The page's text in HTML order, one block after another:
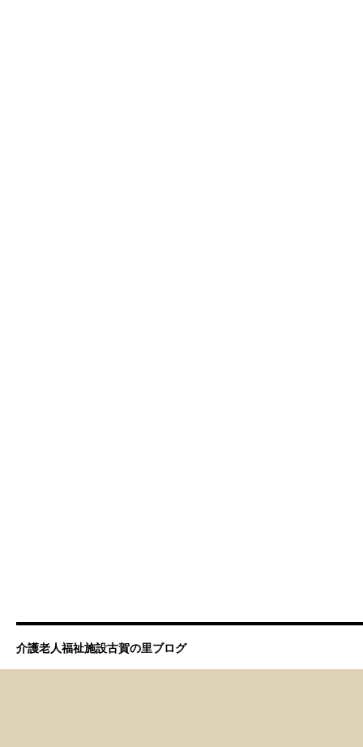
介護老人福祉施設古賀の里ブログ